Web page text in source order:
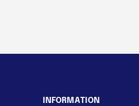
INFORMATION